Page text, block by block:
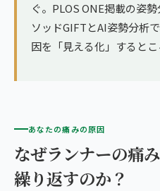
ぐ。PLOS ONE掲載の姿
ソッドGIFTとAI姿勢分析
因を「見える化」するとこ
あなたの痛みの原因
なぜランナーの痛
繰り返すのか？